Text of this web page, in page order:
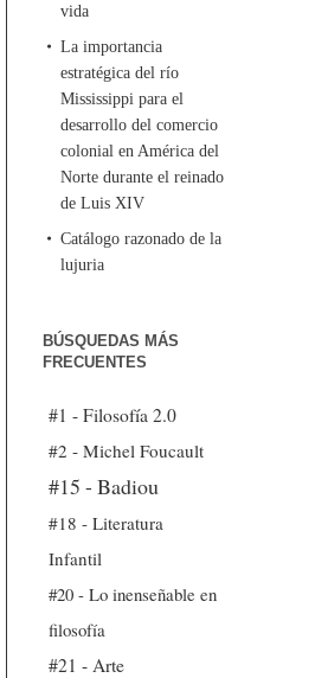
vida
La importancia
estratégica del río
Mississippi para el
desarrollo del comercio
colonial en América del
Norte durante el reinado
de Luis XIV
Catálogo razonado de la
lujuria
BÚSQUEDAS MÁS
FRECUENTES
#1 - Filosofía 2.0
#2 - Michel Foucault
#15 - Badiou
#18 - Literatura
Infantil
#20 - Lo inenseñable en
filosofía
#21 - Arte